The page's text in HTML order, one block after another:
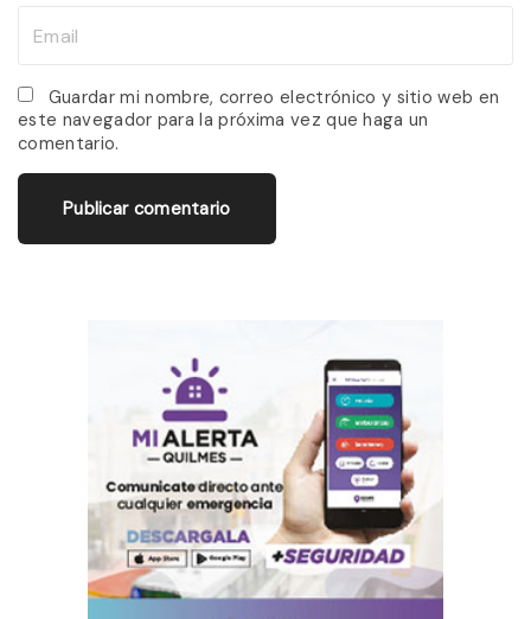
*
a
i
l
Guardar mi nombre, correo electrónico y sitio web en
este navegador para la próxima vez que haga un
comentario.